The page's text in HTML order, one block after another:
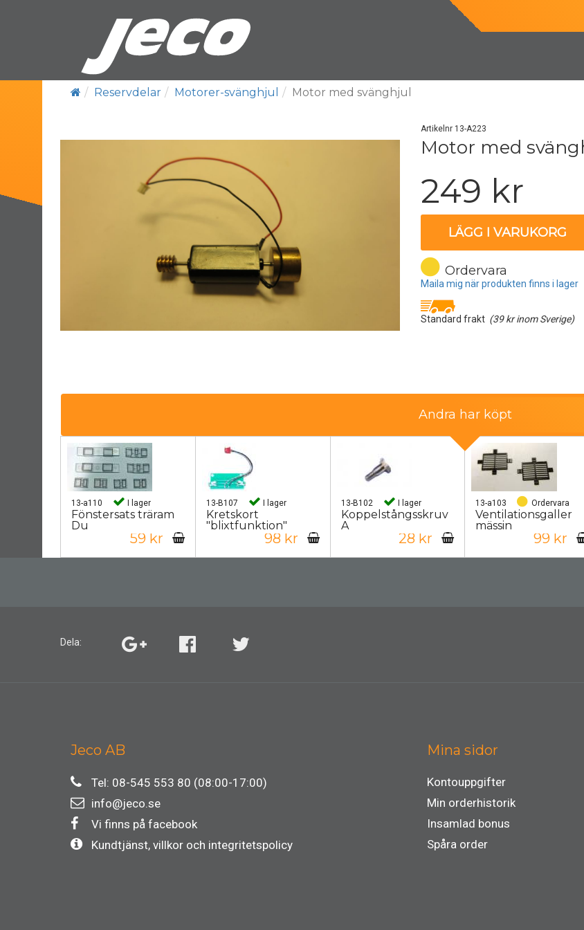
Reservdelar Motorer-svänghjul Motor med svänghjul
Artikelnr 13-A223
Motor med
249 kr
LÄGG I VARUKORG
Ordervara
Maila mig när produkten finns i lager
Standard frakt (39 kr inom Sverige)
Andra har köpt
13-a110 I lager
Fönstersats träram
Du
59 kr
13-B107 I lager
Kretskort
"blixtfunktion"
98 kr
13-B102 I lager
Koppelstångsskruv
A
28 kr
13-a103 Ordervara
Ventilationsgaller
mässin
99 kr
Dela:
Jeco AB
Tel: 08-545 553 80 (08:00-17:00)
info@jeco.se
Vi finns på facebook
Kundtjänst, villkor och integritetspolicy
Mina sidor
Kontouppgifter
Min orderhistorik
Insamlad bonus
Spåra order